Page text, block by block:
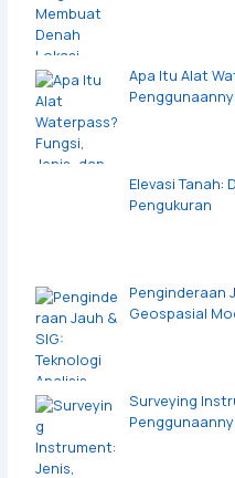
Apa Itu Alat
Elevasi Tanah:
Pengukuran
Penginderaan
Geospasial
Surveying